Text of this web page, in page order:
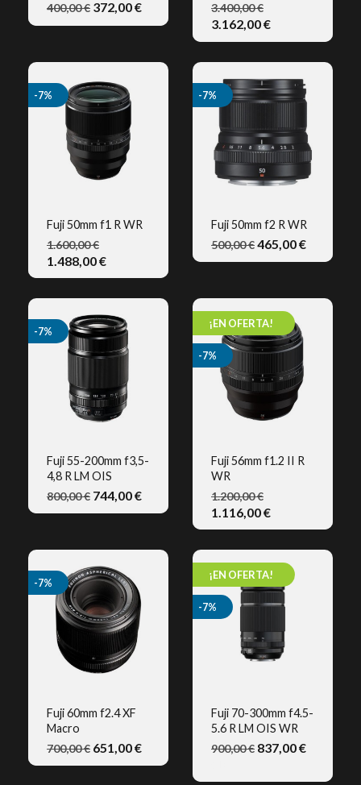
400,00 € 372,00 € 3.400,00 €
3.162,00 €
VISTA RÁPIDA
Fuji 50mm f1 R WR
1.600,00 €
1.488,00 €
-7%
VISTA RÁPIDA
Fuji 50mm f2 R WR
500,00 €465,00 €
-7%
Fuji 55-200mm f3,5-
4,8 R LM OIS
800,00 € 744,00 €
-7%
Fuji 56mm f1.2 II R
WR
1.200,00 €
1.116,00 €
¡EN OFERTA!
-7%
Fuji 60mm f2.4 XF
Macro
700,00 € 651,00 €
-7%
Fuji 70-300mm f4.5-
5.6 R LM OIS WR
900,00 € 837,00 €
¡EN OFERTA!
-7%